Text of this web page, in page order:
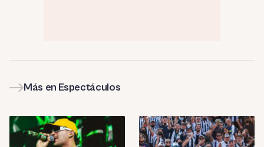
Más en Espectáculos